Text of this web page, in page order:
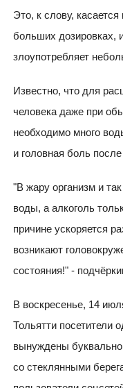
Это, к слову,
больших дозировках,
злоупотребляет
Известно, что для
человека даже при
необходимо много
и головная боль
"В жару организм и
воды, а алкоголь
причине ускоряется
возникают
состояния!" -
В воскресенье, 14
Тольятти посетители
вынуждены
со стеклянными